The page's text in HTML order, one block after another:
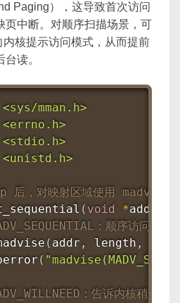
Paging），这导致首次访问
页中断。对顺序扫描场景，可
内核提示访问模式，从而提前
读。
<sys/mman.h>
<errno.h>
<stdio.h>
<unistd.h>
后，对映射区域使用 madvise
( void *addr
：顺序访问，下
( addr , length ,
(
：告诉内核稍后会